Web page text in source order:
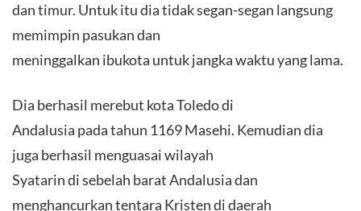
dan timur. Untuk itu dia tidak segan-segan langsung
memimpin pasukan dan
meninggalkan ibukota untuk jangka waktu yang lama.
Dia berhasil merebut kota Toledo di
Andalusia pada tahun 1169 Masehi. Kemudian dia
juga berhasil menguasai wilayah
Syatarin di sebelah barat Andalusia dan
menghancurkan tentara Kristen di daerah